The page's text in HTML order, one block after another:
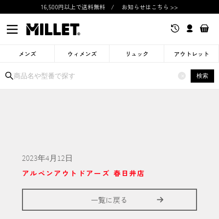
16,500円以上で送料無料 / お知らせはこちら >>
メンズ ウィメンズ リュック アウトレット
× 検索
2023年4月12日
アルペンアウトドアーズ 春日井店
一覧に戻る